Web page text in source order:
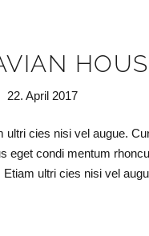
22. April 2017
ultri cies nisi vel augue.
eget condi mentum
ultri cies nisi vel